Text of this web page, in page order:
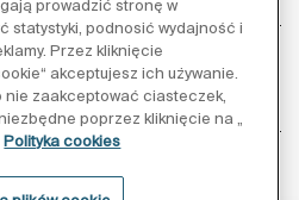
prowadzić stronę w
statystyki, podnosić wydajność i
Przez kliknięcie
akceptujesz ich używanie.
nie zaakceptować ciasteczek,
poprzez kliknięcie na „
Polityka cookies